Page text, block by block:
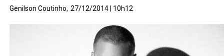
Genilson Coutinho, 27/12/2014 | 10h12